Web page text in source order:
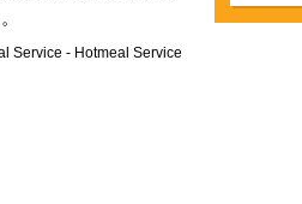
Service - Hotmeal Service